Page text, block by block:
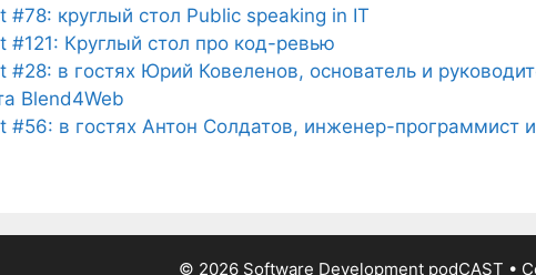
#78: круглый стол Public speaking in IT
#121: Круглый стол про код-ревью
#28: в гостях Юрий Ковеленов, основатель и
Blend4Web
#56: в гостях Антон Солдатов, инженер-программист
© 2026 Software Development podCAST •